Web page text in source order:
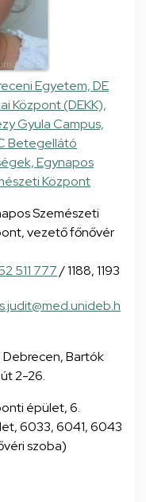
Egyetem, DE
Központ (DEKK),
Gyula Campus,
Betegellátó
Egynapos
Központ
Szemészeti
vezető főnővér
511 777/ 1188, 1193
Debrecen, Bartók
2-26.
épület, 6.
6033, 6041, 6043
szoba)